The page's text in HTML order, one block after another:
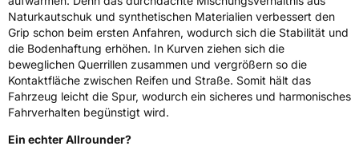
Naturkautschuk und synthetischen Materialien verbessert den
Grip schon beim ersten Anfahren, wodurch sich die Stabilität und
die Bodenhaftung erhöhen. In Kurven ziehen sich die
beweglichen Querrillen zusammen und vergrößern so die
Kontaktfläche zwischen Reifen und Straße. Somit hält das
Fahrzeug leicht die Spur, wodurch ein sicheres und harmonisches
Fahrverhalten begünstigt wird.
Ein echter Allrounder?